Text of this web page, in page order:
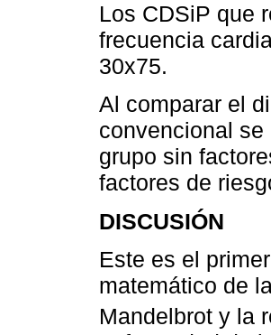
Los CDSiP que
frecuencia
30x75.
Al comparar el
convencional
grupo sin
factores de
DISCUSIÓN
Este es el
matemático de
Mandelbrot y la